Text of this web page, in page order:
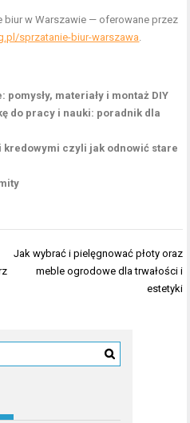
biur w Warszawie — oferowane przez
sprzatanie-biur-warszawa
materiały i montaż DIY
do pracy i nauki: poradnik dla
czyli jak odnowić stare
Jak wybrać i pielęgnować płoty oraz
meble ogrodowe dla trwałości i
estetyki